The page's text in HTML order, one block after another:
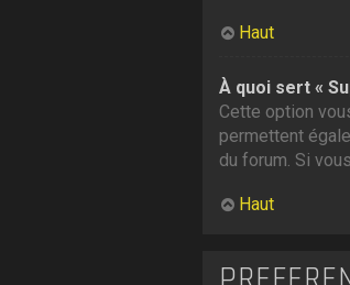
Haut
À quoi sert «
Cette option
permettent
du forum. Si
Haut